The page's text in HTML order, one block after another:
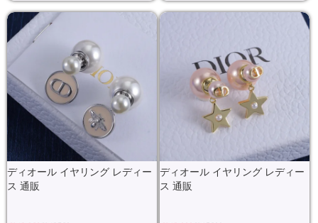
ディオール イヤリング レディー
ス 通販
ディオール イヤリング レディー
ス 通販